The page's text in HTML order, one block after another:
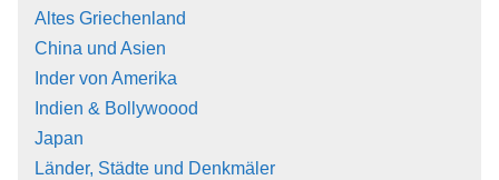
Altes Griechenland
China und Asien
Inder von Amerika
Indien & Bollywoood
Japan
Länder, Städte und Denkmäler